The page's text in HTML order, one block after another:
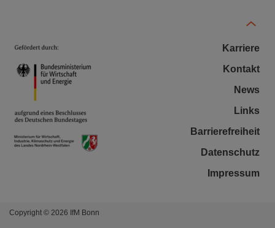
Karriere
Kontakt
News
Links
Barrierefreiheit
Datenschutz
Impressum
Copyright © 2026 IfM Bonn